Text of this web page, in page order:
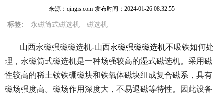
来源：qingis.com 发布时间： 2024-01-26 08:32:55
标签: 永磁筒式磁选机 磁选机
山西永磁强磁磁选机-山西永磁强磁磁选机不吸铁如何处
理，永磁筒式磁选机是一种场强较高的湿式磁选机。采用磁
性较高的稀土钕铁硼磁块和铁氧体磁块组成复合磁系，具有
磁场强度高。磁场作用深度大，不易退磁等特性。因此设备